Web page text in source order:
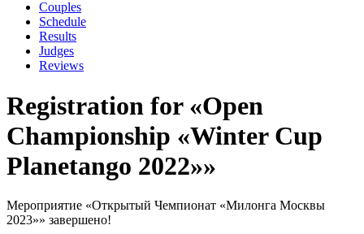
Couples
Schedule
Results
Judges
Reviews
Registration for «Open
Championship «Winter Cup
Planetango 2022»»
Мероприятие «Открытый Чемпионат «Милонга Москвы
2023»» завершено!